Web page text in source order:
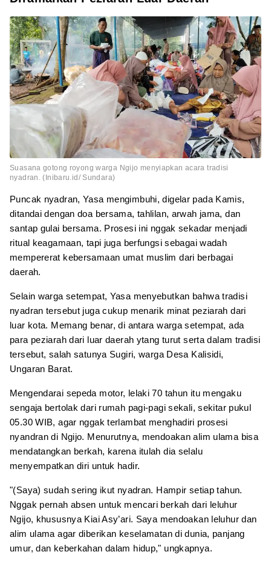
Suasana gotong royong warga Ngijo menyiapkan acara tradisi
nyadran. (Inibaru.id/ Sundara)
Puncak nyadran, Yasa mengimbuhi, digelar pada Kamis,
ditandai dengan doa bersama, tahlilan, arwah jama, dan
santap gulai bersama. Prosesi ini nggak sekadar menjadi
ritual keagamaan, tapi juga berfungsi sebagai wadah
mempererat kebersamaan umat muslim dari berbagai
daerah.
Selain warga setempat, Yasa menyebutkan bahwa tradisi
nyadran tersebut juga cukup menarik minat peziarah dari
luar kota. Memang benar, di antara warga setempat, ada
para peziarah dari luar daerah ytang turut serta dalam tradisi
tersebut, salah satunya Sugiri, warga Desa Kalisidi,
Ungaran Barat.
Mengendarai sepeda motor, lelaki 70 tahun itu mengaku
sengaja bertolak dari rumah pagi-pagi sekali, sekitar pukul
05.30 WIB, agar nggak terlambat menghadiri prosesi
nyandran di Ngijo. Menurutnya, mendoakan alim ulama bisa
mendatangkan berkah, karena itulah dia selalu
menyempatkan diri untuk hadir.
"(Saya) sudah sering ikut nyadran. Hampir setiap tahun.
Nggak pernah absen untuk mencari berkah dari leluhur
Ngijo, khususnya Kiai Asy’ari. Saya mendoakan leluhur dan
alim ulama agar diberikan keselamatan di dunia, panjang
umur, dan keberkahan dalam hidup," ungkapnya.